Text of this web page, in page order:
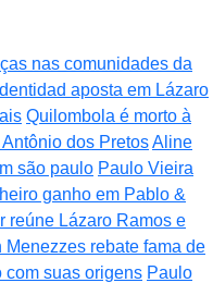
nas comunidades da
aposta em Lázaro
Quilombola é morto à
dos PretosAline
são paulo Paulo Vieira
ganho em Pablo &
reúne Lázaro Ramos e
Menezzes rebate fama de
com suas origens Paulo